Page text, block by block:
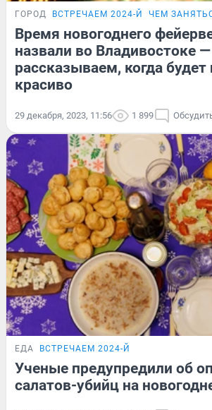
ГОРОД ВСТРЕЧАЕМ 2024-Й ЧЕМ
Время новогоднего
назвали во Владивостоке —
рассказываем, когда
красиво
29 декабря, 2023, 11:56 1 899
ЕДА ВСТРЕЧАЕМ 2024-Й
Ученые предупредили об
салатов-убийц на